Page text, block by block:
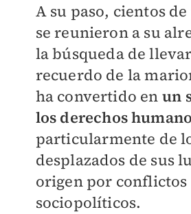
A su paso, cientos
se reunieron a su
la búsqueda de
recuerdo de la
ha convertido en un
los derechos
particularmente de
desplazados de sus
origen por conflictos
sociopolíticos.